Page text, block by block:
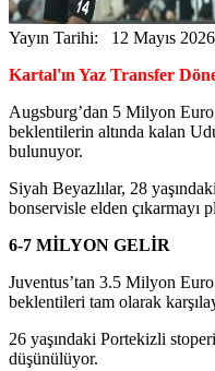
Yayın Tarihi: 12 Mayıs
Kartal'ın Yaz Transfer
Augsburg’dan 5 Milyon
beklentilerin altında kalan
bulunuyor.
Siyah Beyazlılar, 28
bonservisle elden çıkarmayı
6-7 MİLYON GELİR
Juventus’tan 3.5 Milyon
beklentileri tam olarak
26 yaşındaki Portekizli
düşünülüyor.